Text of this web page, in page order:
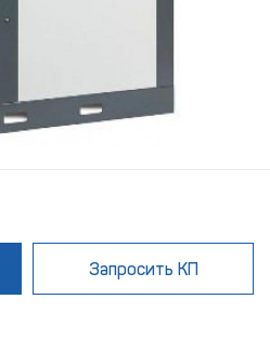
Запросить КП